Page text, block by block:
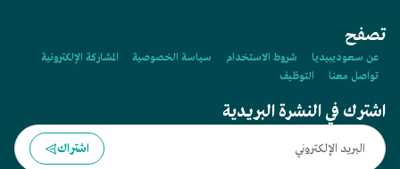
تصفح
عن سعوديبيديا شروط الاستخدام سياسة الخصوصية
المشاركة الإلكترونية
تواصل معنا
التوظيف
اشترك في النشرة البريدية
اشتراك